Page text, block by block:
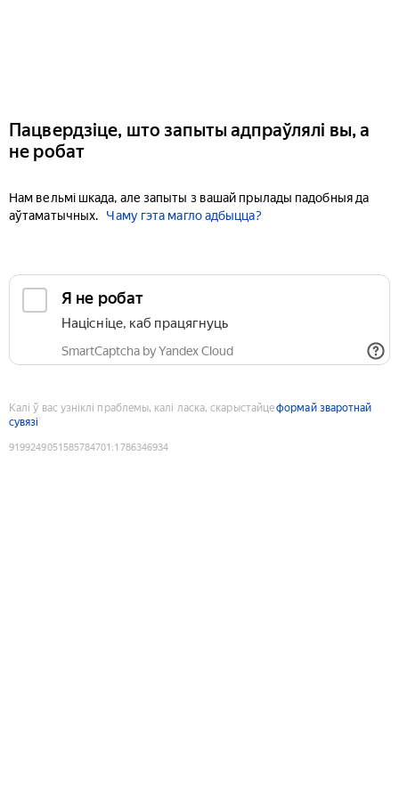
Пацвердзіце, што запыты адпраўлялі вы, а
не робат
Нам вельмі шкада, але запыты з вашай прылады падобныя да
аўтаматычных.
Чаму гэта магло адбыцца?
Я не робат
Націсніце, каб працягнуць
SmartCaptcha by Yandex Cloud
Калі ў вас узніклі праблемы, калі ласка, скарыстайцеформай зваротнай
сувязі
9199249051585784701 :1786346934